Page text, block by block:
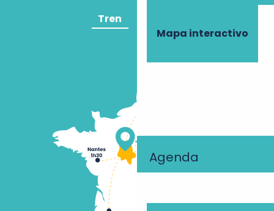
Mapa interactivo
Agenda
Tren